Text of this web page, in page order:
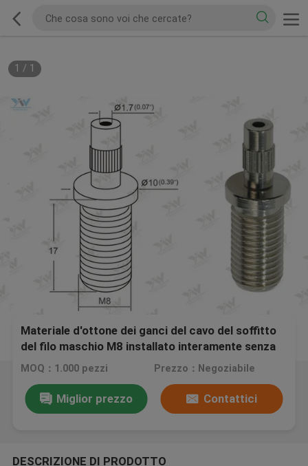
1 / 1
Materiale d'ottone dei ganci del cavo del soffitto
del filo maschio M8 installato interamente senza
strumenti
MOQ：1.000 pezzi Prezzo：Negoziabile
Miglior prezzo Contattici
DESCRIZIONE DI PRODOTTO